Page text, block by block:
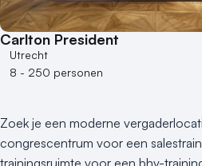
100 - 250 personen
250 - 500 personen
500+ personen
Bijzondere locaties
Duurzame locatie
Groene locatie
Carlton President
Utrecht
8 - 250 personen
Zoek je een moderne
congrescentrum voor een
trainingsruimte voor een bhv-